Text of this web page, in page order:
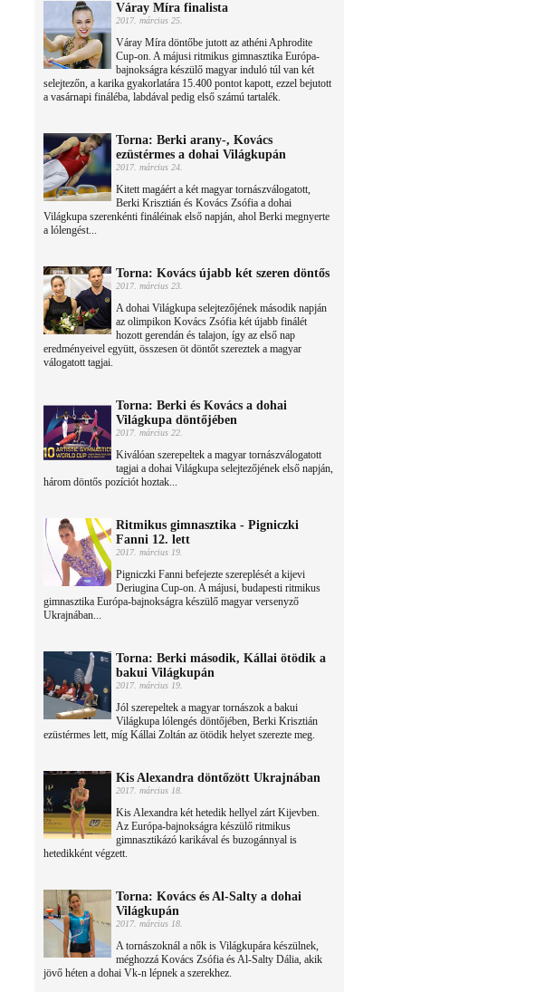
Váray Míra finalista
2017. március 25.
Váray Míra döntőbe jutott az athéni Aphrodite
Cup-on. A májusi ritmikus gimnasztika Európa-
bajnokságra készülő magyar induló túl van két
selejtezőn, a karika gyakorlatára 15.400 pontot kapott, ezzel bejutott
a vasárnapi fináléba, labdával pedig első számú tartalék.
Torna: Berki arany-, Kovács
ezüstérmes a dohai Világkupán
2017. március 24.
Kitett magáért a két magyar tornászválogatott,
Berki Krisztián és Kovács Zsófia a dohai
Világkupa szerenkénti fináléinak első napján, ahol Berki megnyerte
a lólengést...
Torna: Kovács újabb két szeren döntős
2017. március 23.
A dohai Világkupa selejtezőjének második napján
az olimpikon Kovács Zsófia két újabb finálét
hozott gerendán és talajon, így az első nap
eredményeivel együtt, összesen öt döntőt szereztek a magyar
válogatott tagjai.
Torna: Berki és Kovács a dohai
Világkupa döntőjében
2017. március 22.
Kiválóan szerepeltek a magyar tornászválogatott
tagjai a dohai Világkupa selejtezőjének első napján,
három döntős pozíciót hoztak...
Ritmikus gimnasztika - Pigniczki
Fanni 12. lett
2017. március 19.
Pigniczki Fanni befejezte szereplését a kijevi
Deriugina Cup-on. A májusi, budapesti ritmikus
gimnasztika Európa-bajnokságra készülő magyar versenyző
Ukrajnában...
Torna: Berki második, Kállai ötödik a
bakui Világkupán
2017. március 19.
Jól szerepeltek a magyar tornászok a bakui
Világkupa lólengés döntőjében, Berki Krisztián
ezüstérmes lett, míg Kállai Zoltán az ötödik helyet szerezte meg.
Kis Alexandra döntőzött Ukrajnában
2017. március 18.
Kis Alexandra két hetedik hellyel zárt Kijevben.
Az Európa-bajnokságra készülő ritmikus
gimnasztikázó karikával és buzogánnyal is
hetedikként végzett.
Torna: Kovács és Al-Salty a dohai
Világkupán
2017. március 18.
A tornászoknál a nők is Világkupára készülnek,
méghozzá Kovács Zsófia és Al-Salty Dália, akik
jövő héten a dohai Vk-n lépnek a szerekhez.